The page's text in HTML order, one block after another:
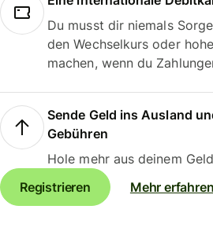
Du musst dir niemals
den Wechselkurs oder
machen, wenn du
Sende Geld ins Ausland
Gebühren
Hole mehr aus deinem
Registrieren
Mehr erfahren